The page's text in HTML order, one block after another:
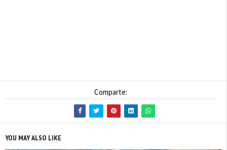
Comparte:
YOU MAY ALSO LIKE